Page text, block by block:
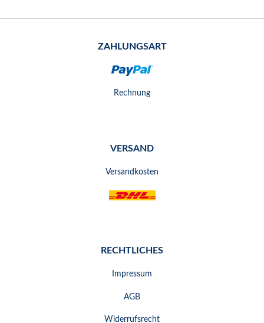
ZAHLUNGSART
Rechnung
VERSAND
Versandkosten
RECHTLICHES
Impressum
AGB
Widerrufsrecht